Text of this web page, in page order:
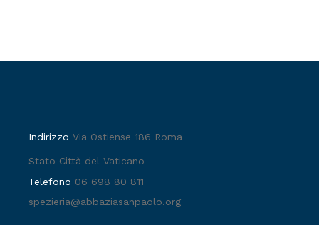
IndirizzoVia Ostiense 186 Roma
Stato Città del Vaticano
Telefono 06 698 80 811
spezieria@abbaziasanpaolo.org